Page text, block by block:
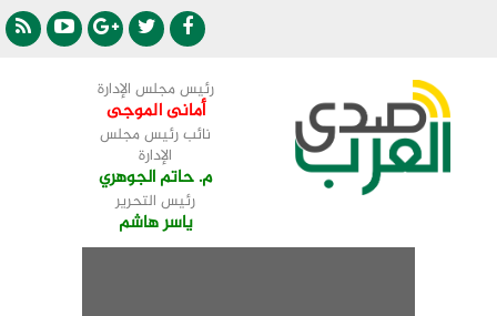
رئيس مجلس الإدارة
أمانى الموجى
نائب رئيس مجلس
الإدارة
م. حاتم الجوهري
رئيس التحرير
ياسر هاشم